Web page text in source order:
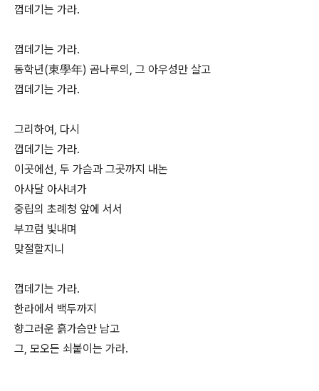
껍데기는 가라.
껍데기는 가라.
동학년(東學年) 곰나루의, 그 아우성만 살고
껍데기는 가라.
그리하여, 다시
껍데기는 가라.
이곳에선, 두 가슴과 그곳까지 내논
아사달 아사녀가
중립의 초례청 앞에 서서
부끄럼 빛내며
맞절할지니
껍데기는 가라.
한라에서 백두까지
향그러운 흙가슴만 남고
그, 모오든 쇠붙이는 가라.